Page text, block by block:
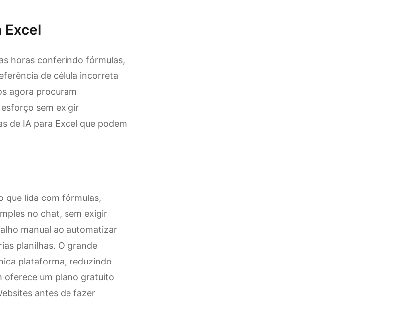
Excel
horas conferindo fórmulas,
de célula incorreta
agora procuram
sem exigir
de IA para Excel que podem
que lida com fórmulas,
no chat, sem exigir
manual ao automatizar
planilhas. O grande
plataforma, reduzindo
oferece um plano gratuito
antes de fazer